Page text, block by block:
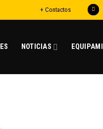
+ Contactos
NOTICIAS